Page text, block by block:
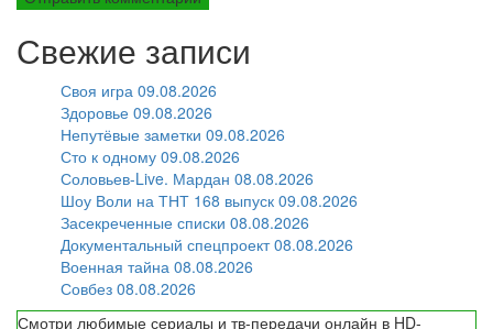
Свежие записи
Своя игра 09.08.2026
Здоровье 09.08.2026
Непутёвые заметки 09.08.2026
Сто к одному 09.08.2026
Соловьев-Live. Мардан 08.08.2026
Шоу Воли на ТНТ 168 выпуск 09.08.2026
Засекреченные списки 08.08.2026
Документальный спецпроект 08.08.2026
Военная тайна 08.08.2026
Совбез 08.08.2026
Смотри любимые сериалы и тв-передачи онлайн в HD-